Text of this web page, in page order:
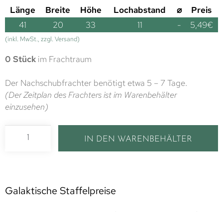
Länge Breite Höhe Lochabstand ⌀
Preis
41
20 33 11 - 5,49€
(inkl. MwSt., zzgl. Versand)
0 Stück im Frachtraum
Der Nachschubfrachter benötigt etwa 5 – 7 Tage.
(Der Zeitplan des Frachters ist im Warenbehälter
einzusehen)
IN DEN WARENBEHÄLTER
Galaktische Staffelpreise